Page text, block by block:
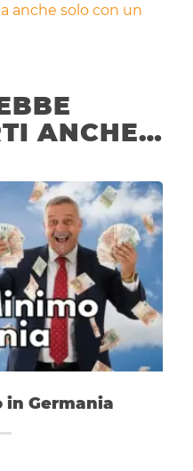
anche solo con un
ANCHE…
in Germania